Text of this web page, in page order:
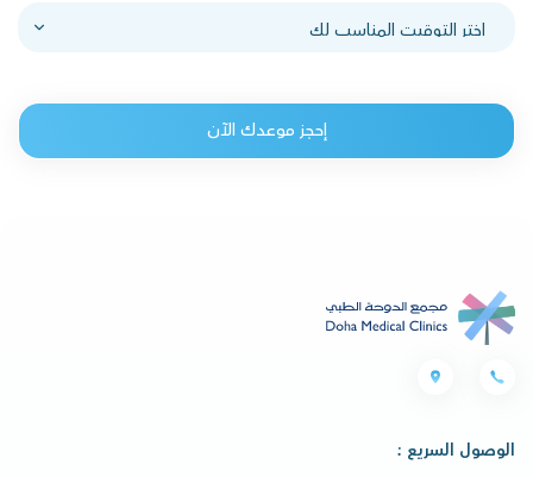
إحجز موعدك الآن
الوصول السريع :